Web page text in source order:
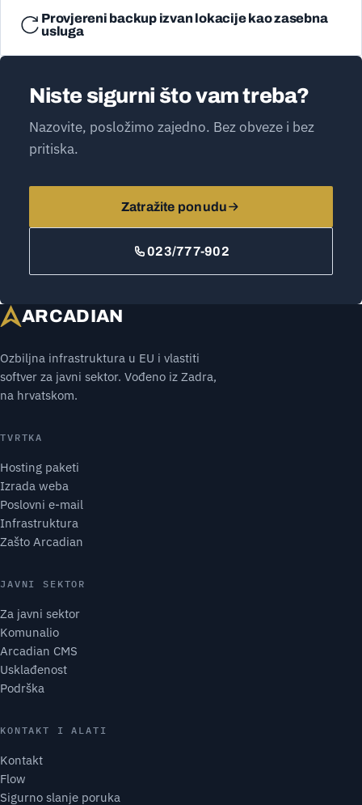
Provjereni backup izvan lokacije kao zasebna
usluga
Niste sigurni što vam treba?
Nazovite, posložimo zajedno. Bez obveze i bez
pritiska.
Zatražite ponudu
023/777-902
ARCADIAN
Ozbiljna infrastruktura u EU i vlastiti
softver za javni sektor. Vođeno iz Zadra,
na hrvatskom.
TVRTKA
Hosting paketi
Izrada weba
Poslovni e-mail
Infrastruktura
Zašto Arcadian
JAVNI SEKTOR
Za javni sektor
Komunalio
Arcadian CMS
Usklađenost
Podrška
KONTAKT I ALATI
Kontakt
Flow
Sigurno slanje poruka